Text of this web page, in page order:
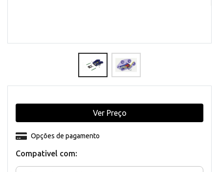
Compativel com:
Opções de pagamento
Ver Preço